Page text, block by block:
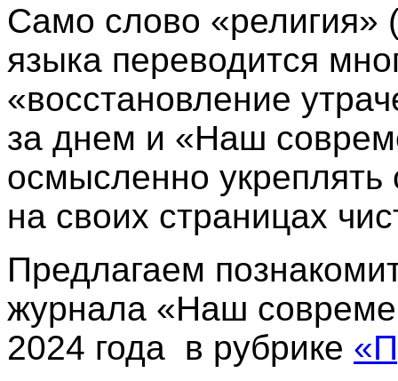
Само слово
языка переводится
«восстановление
за днем и «Наш
осмысленно укреплять
на своих страницах
Предлагаем
журнала «Наш
2024 года в рубрике